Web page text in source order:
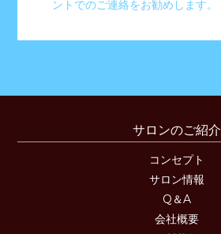
ントでのご連絡をお勧めします。
サロンのご紹介
コンセプト
サロン情報
Q＆A
会社概要